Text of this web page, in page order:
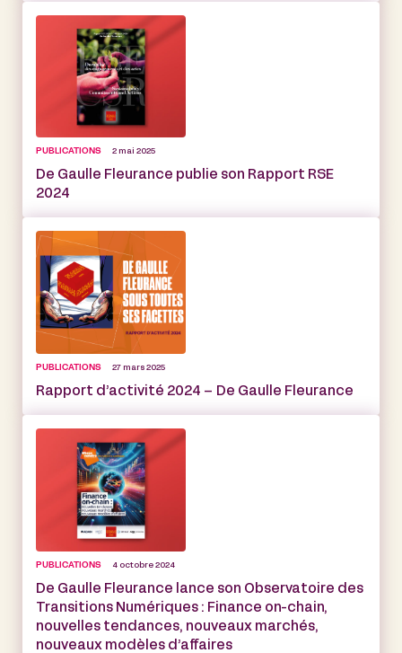
PUBLICATIONS 2 mai 2025
De Gaulle Fleurance publie son Rapport RSE
2024
PUBLICATIONS 27 mars 2025
Rapport d’activité 2024 – De Gaulle Fleurance
PUBLICATIONS 4 octobre 2024
De Gaulle Fleurance lance son Observatoire des
Transitions Numériques : Finance on-chain,
nouvelles tendances, nouveaux marchés,
nouveaux modèles d’affaires